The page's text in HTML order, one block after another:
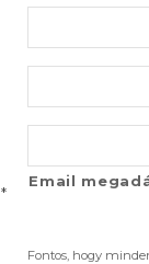
*
Email
Fontos, hogy